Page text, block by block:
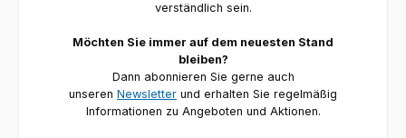
verständlich sein.
Möchten Sie immer auf dem neuesten Stand
bleiben?
Dann abonnieren Sie gerne auch
unseren Newsletter und erhalten Sie regelmäßig
Informationen zu Angeboten und Aktionen.